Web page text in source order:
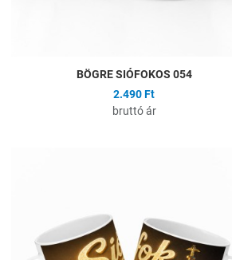
BÖGRE SIÓFOKOS 054
2.490 Ft
bruttó ár